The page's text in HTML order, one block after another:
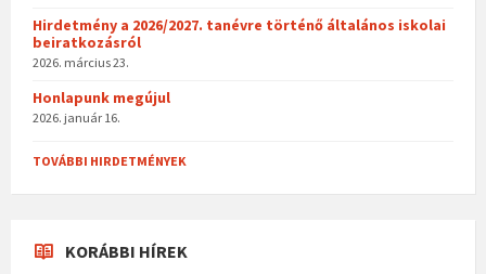
Hirdetmény a 2026/2027. tanévre történő általános iskolai
beiratkozásról
2026. március 23.
Honlapunk megújul
2026. január 16.
TOVÁBBI HIRDETMÉNYEK
KORÁBBI HÍREK